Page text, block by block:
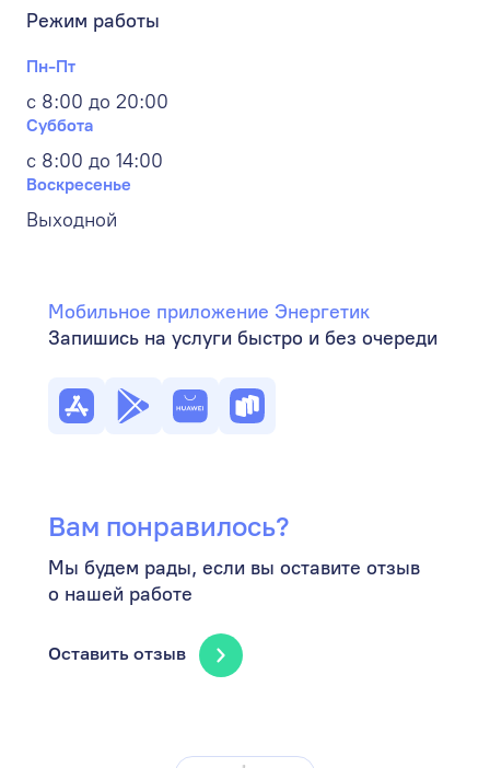
Режим работы
Пн-Пт
с 8:00 до 20:00
Суббота
с 8:00 до 14:00
Воскресенье
Выходной
Мобильное приложение Энергетик
Запишись на услуги быстро и без очереди
Вам понравилось?
Мы будем рады, если вы оставите отзыв
о нашей работе
Оставить отзыв